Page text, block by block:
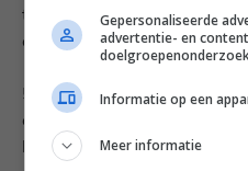
totdat je alle melk hebt
ongeveer 10 minuten.
5. Laat de kroketvulling
een afgedekte kom een
laten stijven.
Gepersonaliseerde
advertentie- en
Informatie op een
Meer informatie